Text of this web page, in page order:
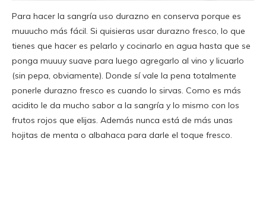
Para hacer la sangría uso durazno en conserva porque es
muuucho más fácil. Si quisieras usar durazno fresco, lo que
tienes que hacer es pelarlo y cocinarlo en agua hasta que se
ponga muuuy suave para luego agregarlo al vino y licuarlo
(sin pepa, obviamente). Donde sí vale la pena totalmente
ponerle durazno fresco es cuando lo sirvas. Como es más
acidito le da mucho sabor a la sangría y lo mismo con los
frutos rojos que elijas. Además nunca está de más unas
hojitas de menta o albahaca para darle el toque fresco.